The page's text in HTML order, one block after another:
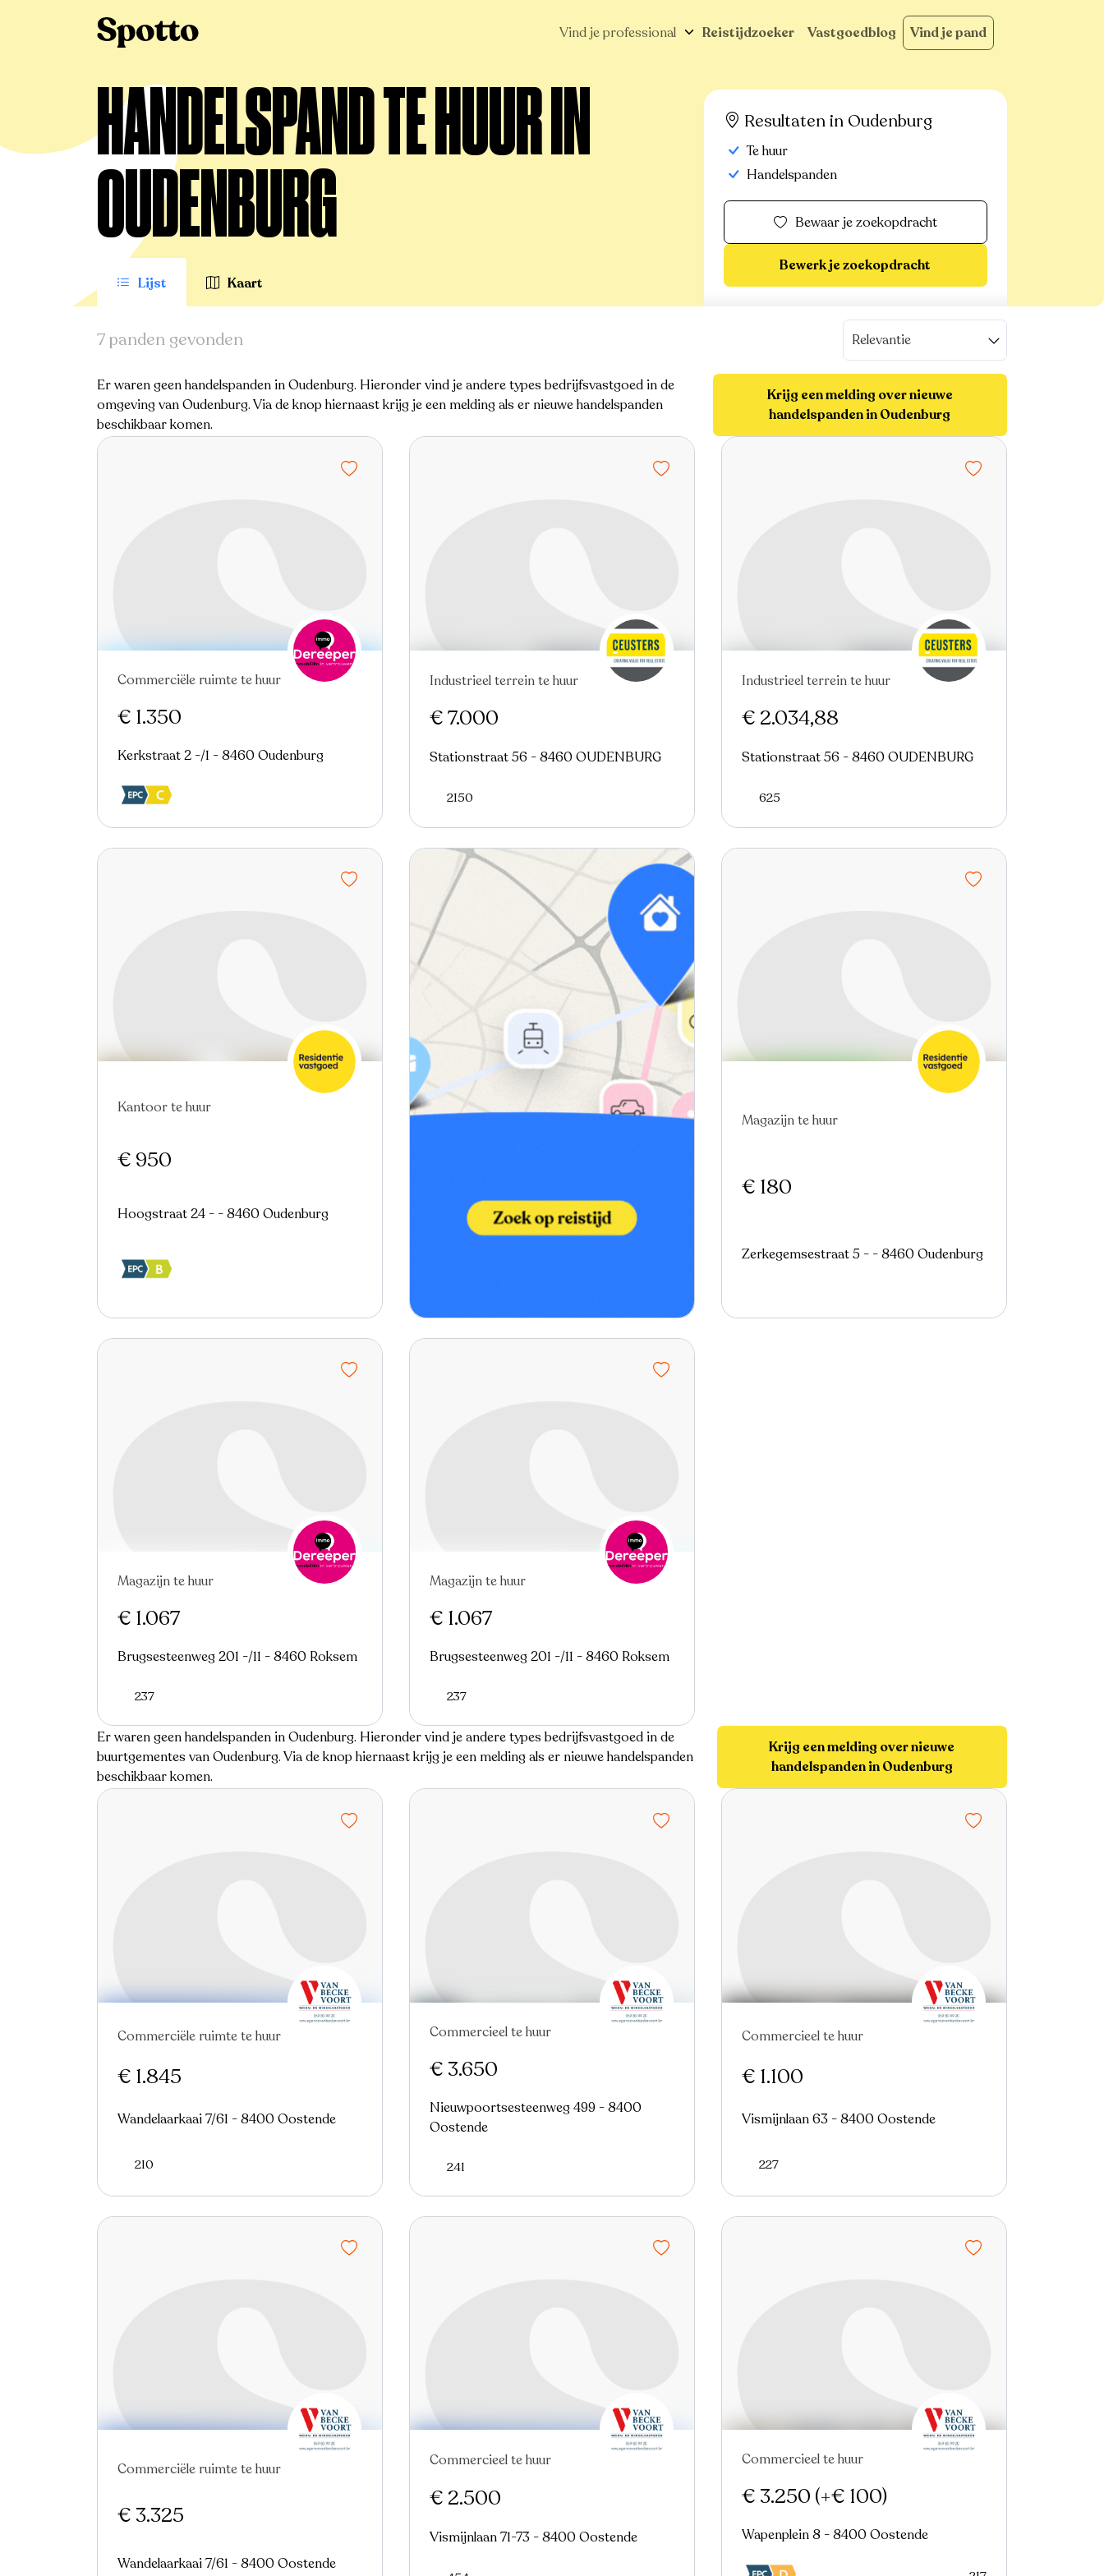
Vind je professional Reistijdzoeker Vastgoedblog Vind je pand
HANDELSPAND TE HUUR IN
OUDENBURG
Lijst Kaart
Resultaten in Oudenburg
Te huur
Handelspanden
Bewaar je zoekopdracht
Bewerk je zoekopdracht
7 panden gevonden Relevantie
Er waren geen handelspanden in Oudenburg. Hieronder vind je andere types bedrijfsvastgoed in de
omgeving van Oudenburg. Via de knop hiernaast krijg je een melding als er nieuwe handelspanden
beschikbaar komen.
Krijg een melding over nieuwe
handelspanden in Oudenburg
Commerciële ruimte te huur
€ 1.350
Kerkstraat 2 -/1 - 8460 Oudenburg
Industrieel terrein te huur
€ 7.000
Stationstraat 56 - 8460 OUDENBURG
2150
Industrieel terrein te huur
€ 2.034,88
Stationstraat 56 - 8460 OUDENBURG
625
Kantoor te huur
€ 950
Hoogstraat 24 - - 8460 Oudenburg
Magazijn te huur
€ 180
Zerkegemsestraat 5 - - 8460 Oudenburg
Magazijn te huur
€ 1.067
Brugsesteenweg 201 -/11 - 8460 Roksem
237
Magazijn te huur
€ 1.067
Brugsesteenweg 201 -/11 - 8460 Roksem
237
Er waren geen handelspanden in Oudenburg. Hieronder vind je andere types bedrijfsvastgoed in de
buurtgementes van Oudenburg. Via de knop hiernaast krijg je een melding als er nieuwe handelspanden
beschikbaar komen.
Krijg een melding over nieuwe
handelspanden in Oudenburg
Nieuw
Commerciële ruimte te huur
€ 1.845
Wandelaarkaai 7/61 - 8400 Oostende
210
Nieuw
Commercieel te huur
€ 3.650
Nieuwpoortsesteenweg 499 - 8400
Oostende
241
Nieuw
Commercieel te huur
€ 1.100
Vismijnlaan 63 - 8400 Oostende
227
Nieuw
Commerciële ruimte te huur
€ 3.325
Wandelaarkaai 7/61 - 8400 Oostende
Nieuw
Commercieel te huur
€ 2.500
Vismijnlaan 71-73 - 8400 Oostende
Nieuw
Commercieel te huur
€ 3.250 (+€ 100)
Wapenplein 8 - 8400 Oostende